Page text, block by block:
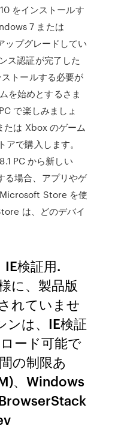
をインストールす
7 または
ップグレードしてい
ス認証が完了した
トールする必要が
を始めとするさま
で楽しみましょ
たは Xbox のゲーム
で購入します。
PC から新しい
る場合、アプリやゲ
Store を使
は、どのデバイ
検証用.
に、製品版
れていませ
ンは、IE検証
ード可能で
の制限あ
、Windows